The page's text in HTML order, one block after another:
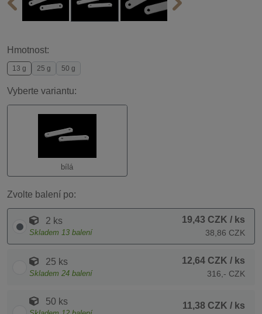
Hmotnost:
13 g 25 g 50 g
Vyberte variantu:
bílá
Zvolte balení po:
2 ks
Skladem 13 balení
19,43 CZK / ks
38,86 CZK
25 ks
Skladem 24 balení
12,64 CZK / ks
316,- CZK
50 ks 11,38 CZK / ks